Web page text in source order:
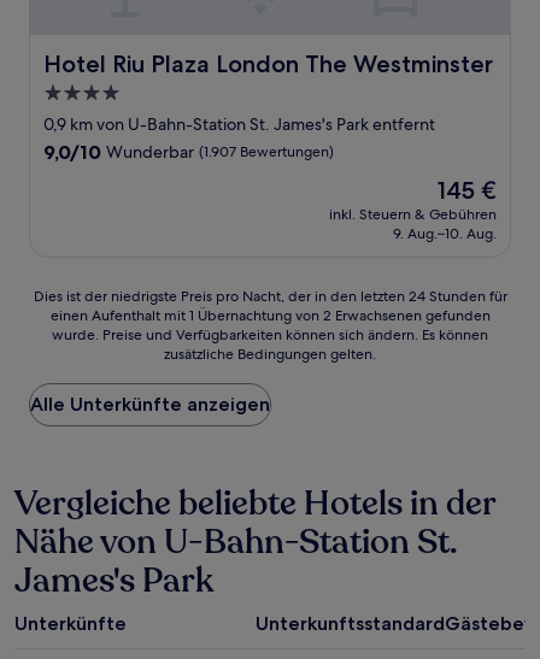
Hotel Riu Plaza London The Westminster
Hotel Riu Plaza London The Westminster
4.0-
Sterne-
Unterkunft
0,9 km von U-Bahn-Station St. James's Park entfernt
9.0
9,0/10 Wunderbar (1.907 Bewertungen)
Der
Preis
beträgt
145 €
inkl. Steuern & Gebühren
9. Aug.–10. Aug.
Dies
der
Preis
pro
Nacht,
den
letzten
24 Stunden
für
einen
mit
Dies ist der niedrigste Preis pro Nacht, der in den letzten 24 Stunden für
einen Aufenthalt mit 1 Übernachtung von 2 Erwachsenen gefunden
wurde. Preise und Verfügbarkeiten können sich ändern. Es können
zusätzliche Bedingungen gelten.
Alle Unterkünfte anzeigen
Vergleiche beliebte Hotels in der
Nähe von U-Bahn-Station St.
James's Park
Unterkünfte Unterkunftsstandard